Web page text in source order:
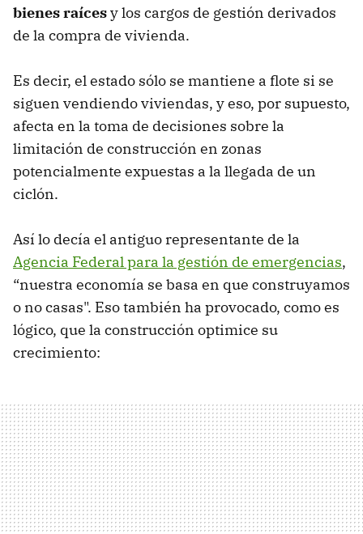
bienes raícesy los cargos de gestión derivados
de la compra de vivienda.
Es decir, el estado sólo se mantiene a flote si se
siguen vendiendo viviendas, y eso, por supuesto,
afecta en la toma de decisiones sobre la
limitación de construcción en zonas
potencialmente expuestas a la llegada de un
ciclón.
Así lo decía el antiguo representante de la
Agencia Federal para la gestión de emergencias,
“nuestra economía se basa en que construyamos
o no casas". Eso también ha provocado, como es
lógico, que la construcción optimice su
crecimiento: